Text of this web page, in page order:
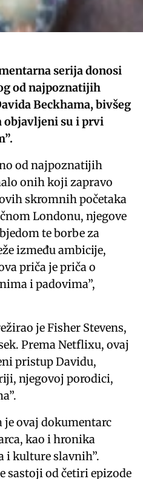
serija donosi
od najpoznatijih
Beckhama, bivšeg
objavljeni su i prvi
od najpoznatijih
onih koji zapravo
skromnih početaka
Londonu, njegove
te borbe za
između ambicije,
priča je priča o
i padovima”,
je Fisher Stevens,
Prema Netflixu, ovaj
pristup Davidu,
njegovoj porodici,
je ovaj dokumentarc
kao i hronika
i kulture slavnih”.
sastoji od četiri epizode